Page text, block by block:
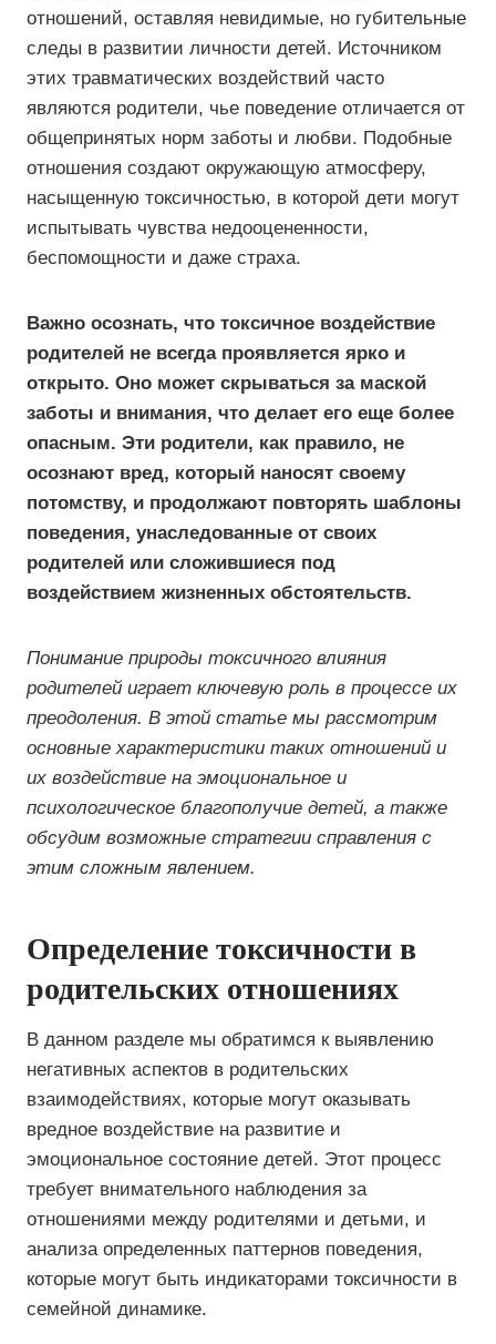
отношений, оставляя невидимые, но губительные
следы в развитии личности детей. Источником
этих травматических воздействий часто
являются родители, чье поведение отличается от
общепринятых норм заботы и любви. Подобные
отношения создают окружающую атмосферу,
насыщенную токсичностью, в которой дети могут
испытывать чувства недооцененности,
беспомощности и даже страха.
Важно осознать, что токсичное воздействие
родителей не всегда проявляется ярко и
открыто. Оно может скрываться за маской
заботы и внимания, что делает его еще более
опасным. Эти родители, как правило, не
осознают вред, который наносят своему
потомству, и продолжают повторять шаблоны
поведения, унаследованные от своих
родителей или сложившиеся под
воздействием жизненных обстоятельств.
Понимание природы токсичного влияния
родителей играет ключевую роль в процессе их
преодоления. В этой статье мы рассмотрим
основные характеристики таких отношений и
их воздействие на эмоциональное и
психологическое благополучие детей, а также
обсудим возможные стратегии справления с
этим сложным явлением.
Определение токсичности в
родительских отношениях
В данном разделе мы обратимся к выявлению
негативных аспектов в родительских
взаимодействиях, которые могут оказывать
вредное воздействие на развитие и
эмоциональное состояние детей. Этот процесс
требует внимательного наблюдения за
отношениями между родителями и детьми, и
анализа определенных паттернов поведения,
которые могут быть индикаторами токсичности в
семейной динамике.